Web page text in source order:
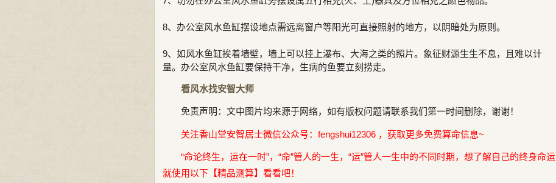
8、办公室风水鱼缸摆设地点需远离窗户等阳光可直接照射的地方，以阴暗处为原则。
9、如风水鱼缸挨着墙壁，墙上可以挂上瀑布、大海之类的照片。象征财源生生不息，且难以计
量。办公室风水鱼缸要保持干净，生病的鱼要立刻捞走。
看风水找安智大师
免责声明：文中图片均来源于网络，如有版权问题请联系我们第一时间删除，谢谢！
关注香山堂安智居士微信公众号：fengshui12306 ，获取更多免费算命信息~
“命论终生，运在一时”，“命”管人的一生，“运”管人一生中的不同时期，想了解自己的终身命运
就使用以下【精品测算】看看吧！